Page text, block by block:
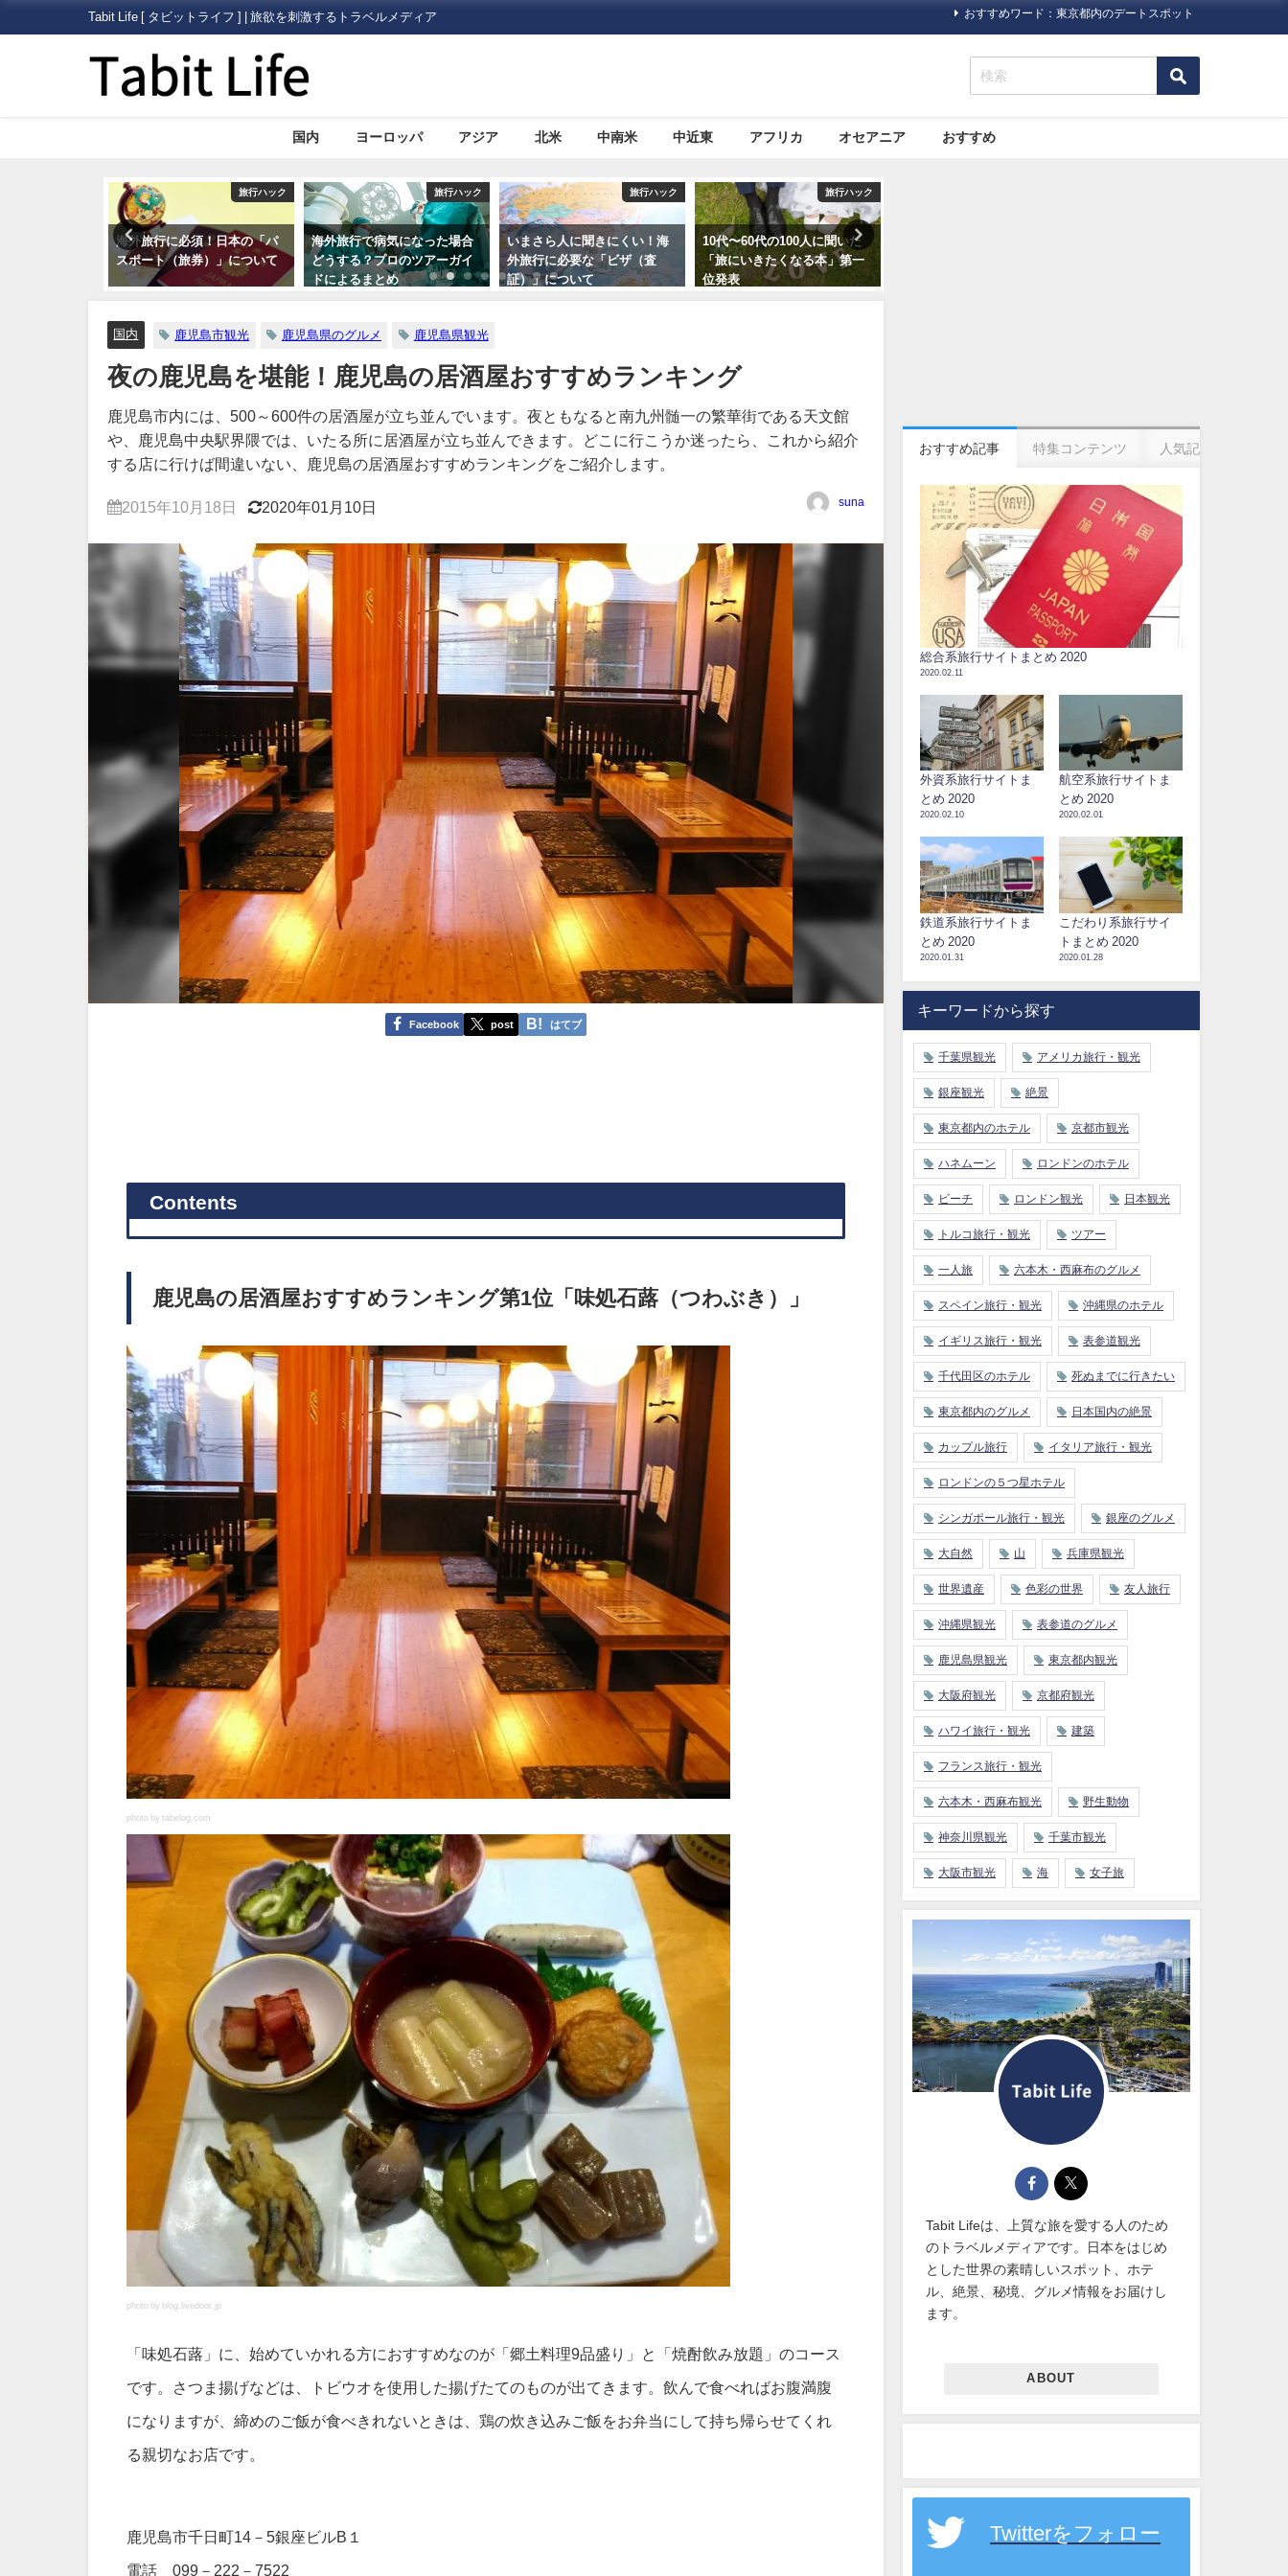
Tabit Life [ タビットライフ ] | 旅欲を刺激するトラベルメディア おすすめワード：東京都内のデートスポット
国内 ヨーロッパ アジア 北米 中南米 中近東 アフリカ オセアニア おすすめ
旅行ハック
海外旅行で病気になった場合
どうする？プロのツアーガイ
ドによるまとめ
旅行ハック
いまさら人に聞きにくい！海
外旅行に必要な「ビザ（査
証）」について
旅行ハック
10代〜60代の100人に聞いた
「旅にいきたくなる本」第一
位発表
旅行ハック
格安航空サービス「LCC」っ
て何だろう？
国内 鹿児島市観光 鹿児島県のグルメ 鹿児島県観光
夜の鹿児島を堪能！鹿児島の居酒屋おすすめランキング
鹿児島市内には、500～600件の居酒屋が立ち並んでいます。夜ともなると南九州髄一の繁華街である天文館
や、鹿児島中央駅界隈では、いたる所に居酒屋が立ち並んできます。どこに行こうか迷ったら、これから紹介
する店に行けば間違いない、鹿児島の居酒屋おすすめランキングをご紹介します。
2015年10月18日 2020年01月10日 suna
Facebook post はてブ
Contents
鹿児島の居酒屋おすすめランキング第1位「味処石蕗（つわぶき）」
photo by tabelog.com
photo by blog.livedoor.jp
「味処石蕗」に、始めていかれる方におすすめなのが「郷土料理9品盛り」と「焼酎飲み放題」のコース
です。さつま揚げなどは、トビウオを使用した揚げたてのものが出てきます。飲んで食べればお腹満腹
になりますが、締めのご飯が食べきれないときは、鶏の炊き込みご飯をお弁当にして持ち帰らせてくれ
る親切なお店です。
鹿児島市千日町14－5銀座ビルB１
電話 099－222－7522
おすすめ記事 特集コンテンツ 人気記事
総合系旅行サイトまとめ 2020
2020.02.11
外資系旅行サイトま
とめ 2020
2020.02.10
航空系旅行サイトま
とめ 2020
2020.02.01
鉄道系旅行サイトま
とめ 2020
2020.01.31
こだわり系旅行サイ
トまとめ 2020
2020.01.28
キーワードから探す
千葉県観光 アメリカ旅行・観光
銀座観光 絶景
東京都内のホテル 京都市観光
ハネムーン ロンドンのホテル
ビーチ ロンドン観光 日本観光
トルコ旅行・観光 ツアー
一人旅 六本木・西麻布のグルメ
スペイン旅行・観光 沖縄県のホテル
イギリス旅行・観光 表参道観光
千代田区のホテル 死ぬまでに行きたい
東京都内のグルメ 日本国内の絶景
カップル旅行 イタリア旅行・観光
ロンドンの５つ星ホテル
シンガポール旅行・観光 銀座のグルメ
大自然 山 兵庫県観光
世界遺産 色彩の世界 友人旅行
沖縄県観光 表参道のグルメ
鹿児島県観光 東京都内観光
大阪府観光 京都府観光
ハワイ旅行・観光 建築
フランス旅行・観光
六本木・西麻布観光 野生動物
神奈川県観光 千葉市観光
大阪市観光 海 女子旅
Tabit Lifeは、上質な旅を愛する人のため
のトラベルメディアです。日本をはじめ
とした世界の素晴しいスポット、ホテ
ル、絶景、秘境、グルメ情報をお届けし
ます。
ABOUT
Twitterをフォロー